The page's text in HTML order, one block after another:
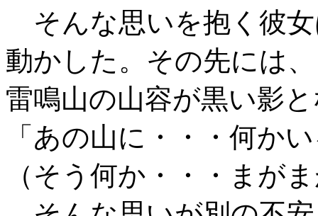
そんな思いを抱く彼
動かした。その先には、
雷鳴山の山容が黒い影
「あの山に・・・何か
（そう何か・・・まが